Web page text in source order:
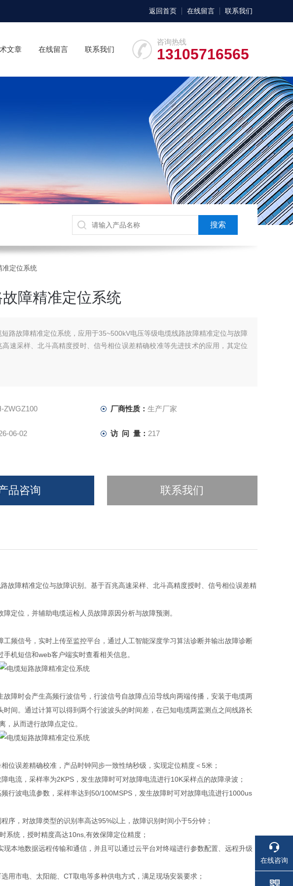
返回首页 在线留言 联系我们
咨询热线
13105716565
文章 在线留言 联系我们
准定位系统
障精准定位系统
短路故障精准定位系统，应用于35~500kV电压等级电缆线路故障精准定位与故障
高速采样、北斗高精度授时、信号相位误差精确校准等先进技术的应用，其定位
ZWGZ100 厂商性质： 生产厂家
06-02 访 问 量： 217
品咨询 联系我们
故障精准定位与故障识别。基于百兆高速采样、北斗高精度授时、信号相位误差精
定位，并辅助电缆运检人员故障原因分析与故障预测。
频信号，实时上传至监控平台，通过人工智能深度学习算法诊断并输出故障诊断
机短信和web客户端实时查看相关信息。
障时会产生高频行波信号，行波信号自故障点沿导线向两端传播，安装于电缆两
间。通过计算可以得到两个行波波头的时间差，在已知电缆两监测点之间线路长
，从而进行故障点定位。
位误差精确校准，产品时钟同步一致性纳秒级，实现定位精度＜5米；
电流，采样率为2KPS，发生故障时可对故障电流进行10K采样点的故障录波；
行波电流参数，采样率达到50/100MSPS，发生故障时可对故障电流进行1000us
序，对故障类型的识别率高达95%以上，故障识别时间小于5分钟；
系统，授时精度高达10ns,有效保障定位精度；
本地数据远程传输和通信，并且可以通过云平台对终端进行参数配置、远程升级
用市电、太阳能、CT取电等多种供电方式，满足现场安装要求；
在线咨询